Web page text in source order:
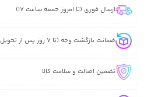
ارسال فوری (تا امروز جمعه ساعت 17)
ضمانت بازگشت وجه (تا 7 روز پس از تحویل)
تضمین اصالت و سلامت کالا